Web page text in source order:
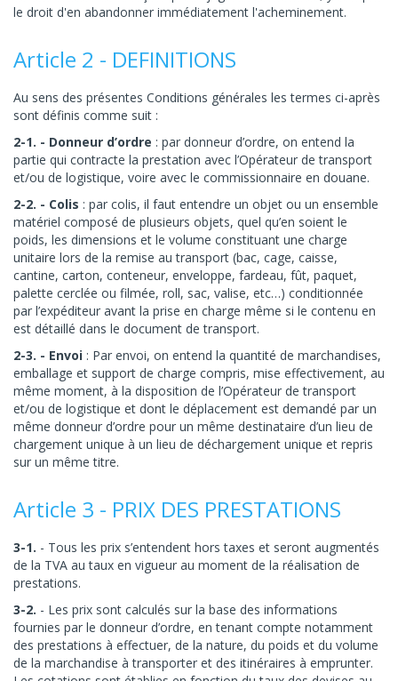
le droit d'en abandonner immédiatement l'acheminement.
Article 2 - DEFINITIONS
Au sens des présentes Conditions générales les termes ci-après
sont définis comme suit :
2-1. - Donneur d’ordre : par donneur d’ordre, on entend la
partie qui contracte la prestation avec l’Opérateur de transport
et/ou de logistique, voire avec le commissionnaire en douane.
2-2. - Colis : par colis, il faut entendre un objet ou un ensemble
matériel composé de plusieurs objets, quel qu’en soient le
poids, les dimensions et le volume constituant une charge
unitaire lors de la remise au transport (bac, cage, caisse,
cantine, carton, conteneur, enveloppe, fardeau, fût, paquet,
palette cerclée ou filmée, roll, sac, valise, etc…) conditionnée
par l’expéditeur avant la prise en charge même si le contenu en
est détaillé dans le document de transport.
2-3. - Envoi : Par envoi, on entend la quantité de marchandises,
emballage et support de charge compris, mise effectivement, au
même moment, à la disposition de l’Opérateur de transport
et/ou de logistique et dont le déplacement est demandé par un
même donneur d’ordre pour un même destinataire d’un lieu de
chargement unique à un lieu de déchargement unique et repris
sur un même titre.
Article 3 - PRIX DES PRESTATIONS
3-1. - Tous les prix s’entendent hors taxes et seront augmentés
de la TVA au taux en vigueur au moment de la réalisation de
prestations.
3-2. - Les prix sont calculés sur la base des informations
fournies par le donneur d’ordre, en tenant compte notamment
des prestations à effectuer, de la nature, du poids et du volume
de la marchandise à transporter et des itinéraires à emprunter.